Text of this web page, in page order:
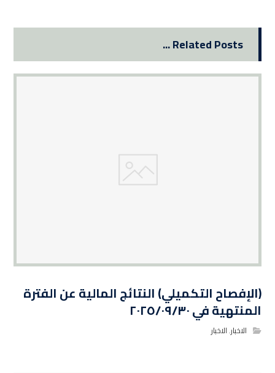
Related Posts ...
(الإفصاح التكميلي) النتائج المالية عن الفترة
المنتهية في ٢٠٢٥/٠٩/٣٠
الاخبار,الاخبار